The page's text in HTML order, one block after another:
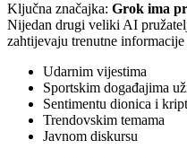
Ključna značajka: Grok ima
Nijedan drugi veliki AI
zahtijevaju trenutne informacije
Udarnim vijestima
Sportskim događajima
Sentimentu dionica i
Trendovskim temama
Javnom diskursu